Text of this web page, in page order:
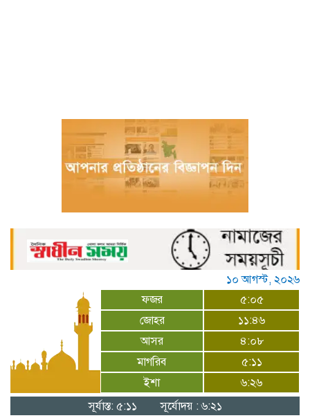
বরগুনায় পুলিশের বিশেষ অভিযানে বিপুল
পরিমাণ টাকা ও স্বর্ণালংকারসহ আটক ২
মধ্যনগর সীমান্তে বাঙ্গালভিটায় বিজিবির
অভিযানে, ২৮ ভারতীয় গরু ও ১ টি স্টিলবডি
চিতলমারী থানা প্রেসক্লাবের কমিটি ঘোষণা :
সভাপতি শহিদুল হক টিপু, সিনি: সহ সভাপতি
মো: আজাদ খান, সাধারণ সম্পাদক অরুন কুমার
চীনের হস্তশিল্প এখন ইউনেস্কোর বিশ্ব ঐতিহ্য
মেজর হাফিজ অস্থায়ী রাষ্ট্রপতি নির্বাচিত হওয়ায়
তজুমদ্দিনে আনন্দ মিছিল
১০ আগস্ট, ২০২৬
ফজর
৫:০৫
জোহর
১১:৪৬
আসর
৪:০৮
মাগরিব
৫:১১
ইশা
৬:২৬
সূর্যাস্ত: ৫:১১
সূর্যোদয় : ৬:২১